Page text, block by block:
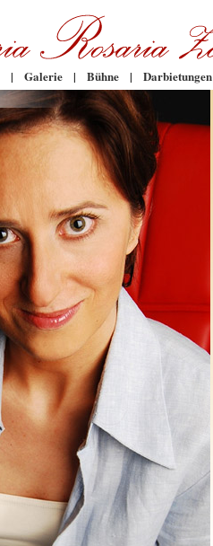
| Galerie | Bühne | Darbietungen